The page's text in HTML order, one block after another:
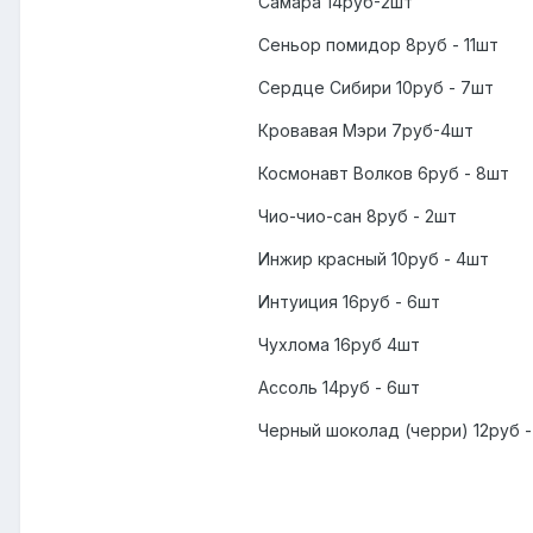
Сеньор помидор 8руб - 11шт
Сердце Сибири 10руб - 7шт
Кровавая Мэри 7руб-4шт
Космонавт Волков 6руб - 8шт
Чио-чио-сан 8руб - 2шт
Инжир красный 10руб - 4шт
Интуиция 16руб - 6шт
Чухлома 16руб 4шт
Ассоль 14руб - 6шт
Черный шоколад (черри) 12руб